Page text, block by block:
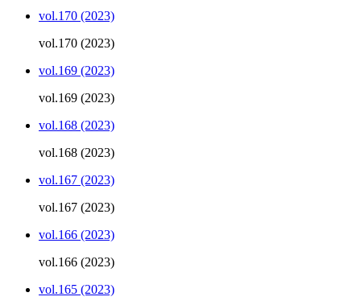
vol.170 (2023)
vol.170 (2023)
vol.169 (2023)
vol.169 (2023)
vol.168 (2023)
vol.168 (2023)
vol.167 (2023)
vol.167 (2023)
vol.166 (2023)
vol.166 (2023)
vol.165 (2023)